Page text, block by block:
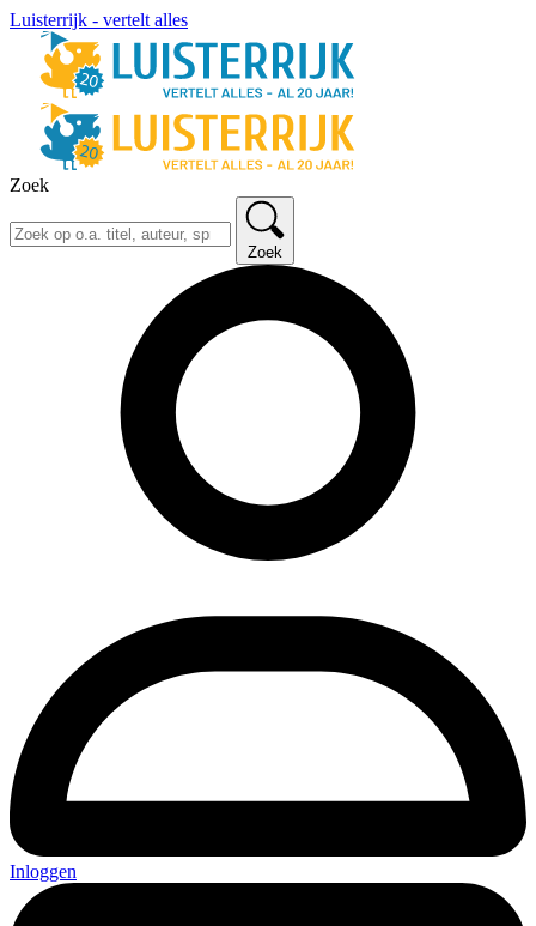
Luisterrijk - vertelt alles
Zoek
Zoek
Inloggen